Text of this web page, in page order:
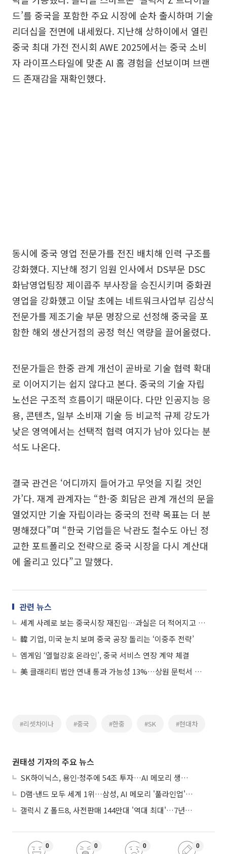
드’를 중국을 포함한 주요 시장에 순차 출시하며 기술
리더십을 전면에 내세웠다. 지난해 상하이에서 열린
중국 최대 가전 전시회 AWE 2025에서는 중국 소비
자 라이프스타일에 맞춘 AI 홈 경험을 선보이며 브랜
드 존재감을 재확인했다.
동시에 중국 영업 전문가를 전진 배치해 인력 구조를
강화했다. 지난해 정기 임원 인사에서 DS부문 DSC
화남영업팀장 제이콥주 부사장을 승진시키며 중화권
영업을 강화했고 이달 초에는 네트워크사업부 김상식
전문가를 제조기술 부문 명장으로 선정해 중국을 포
함한 해외 생산거점의 공정 혁신 역량을 끌어올렸다.
전문가들은 한중 관계 개선이 곧바로 기술 협력 확대
로 이어지기는 쉽지 않다고 본다. 중국의 기술 자립
노선은 구조적 흐름이기 때문이다. 다만 인공지능 응
용, 콘텐츠, 일부 소비재 기술 등 비교적 규제 강도가
낮은 영역에서는 선택적 협력 여지가 남아 있다는 분
석도 나온다.
결국 관건은 ‘어디까지 들어가고 무엇을 지킬 것인
가’다. 재계 관계자는 “한·중 회담은 관계 개선의 문을
열었지만 기술 자립이라는 중국의 전략 목표는 더 분
명해졌다”며 “한국 기업들은 낙관도 철수도 아닌 정
교한 포트폴리오 전략으로 중국 시장을 다시 계산대
에 올리고 있다”고 말했다.
관련 뉴스
세계 사례로 보는 중국시장 재진입…과실은 더 적어지고 불확실성은 여전
韓 기업, 미국 눈치 보며 중국 공장 돌리는 ‘이중주 전략’
엠게임 ‘열혈강호 온라인’, 중국 서비스 연장 계약 체결
美 클래리티 법안 연내 통과 가능성 13%…상원 문턱서 제동
#리셋차이나 #중국 #한중 #SK #현대차
권태성 기자의 주요 뉴스
SK하이닉스, 용인·청주에 54조 투자…AI 메모리 생산기지 키운다
D램·낸드 모두 세계 1위…삼성, AI 메모리 '풀라인업'으로 승부
갤럭시 Z 폴드8, 사전판매 144만대 '역대 최대'…7년만에 갤노트10 기록 넘어
0 0 0 0